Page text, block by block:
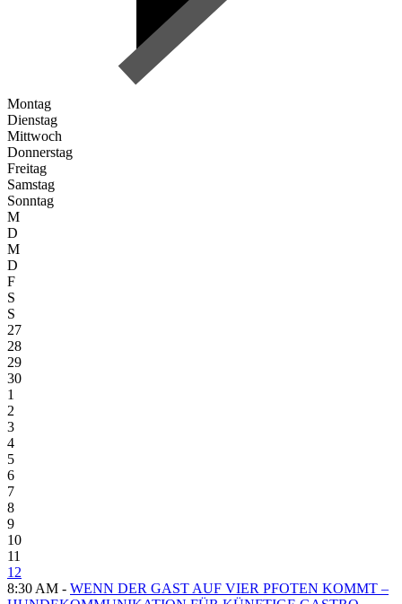
Montag
Dienstag
Mittwoch
Donnerstag
Freitag
Samstag
Sonntag
M
D
M
D
F
S
S
27
28
29
30
1
2
3
4
5
6
7
8
9
10
11
12
8:30 AM - WENN DER GAST AUF VIER PFOTEN KOMMT –